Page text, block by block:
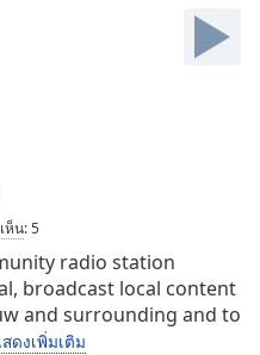
ห็น:5
radio station
broadcast local content
and surrounding and to
ดงเพิ่มเติม